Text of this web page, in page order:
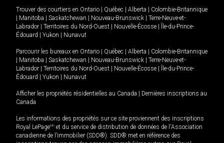
Trouver des courtiers en Ontario Québec Alberta
Colombie-Britannique
Manitoba Saskatchewan Nouveau-Brunswick
Terre-Neuve-et-
Labrador
Territoires du Nord-Ouest Nouvelle-Écosse
Île-du-Prince-
Édouard
Yukon Nunavut
Parcourir les bureaux en Ontario Québec Alberta
Colombie-Britannique
Manitoba Saskatchewan Nouveau-Brunswick
Terre-Neuve-et-
Labrador
Territoires du Nord-Ouest Nouvelle-Écosse
Île-du-Prince-
Édouard
Yukon Nunavut
Afficher les propriétés résidentielles au Canada
Dernières inscriptions au
Canada
Les informations des propriétés sur ce site proviennent des inscriptions
Royal LePageMD et du service de distribution de données de l'Association
canadienne de l’immobilier (SDD®). SDD® met en référence des